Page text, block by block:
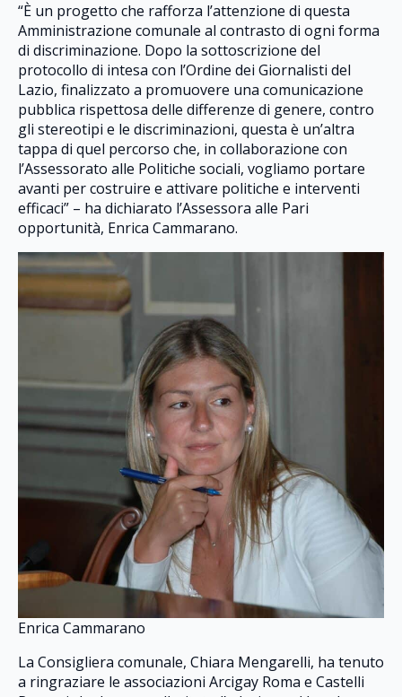
“È un progetto che rafforza l’attenzione di questa
Amministrazione comunale al contrasto di ogni forma
di discriminazione. Dopo la sottoscrizione del
protocollo di intesa con l’Ordine dei Giornalisti del
Lazio, finalizzato a promuovere una comunicazione
pubblica rispettosa delle differenze di genere, contro
gli stereotipi e le discriminazioni, questa è un’altra
tappa di quel percorso che, in collaborazione con
l’Assessorato alle Politiche sociali, vogliamo portare
avanti per costruire e attivare politiche e interventi
efficaci” – ha dichiarato l’Assessora alle Pari
opportunità, Enrica Cammarano.
Enrica Cammarano
La Consigliera comunale, Chiara Mengarelli, ha tenuto
a ringraziare le associazioni Arcigay Roma e Castelli